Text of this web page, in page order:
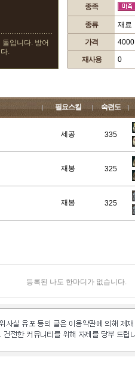
입니다. 방어
.
종족
종류 재료
가격 4000
재사용 0
필요스킬 숙련도
세공 335
재봉 325
재봉 325
등록된 나도 한마디가 없습니다.